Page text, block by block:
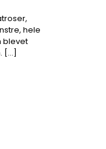
hele
blevet
[…]